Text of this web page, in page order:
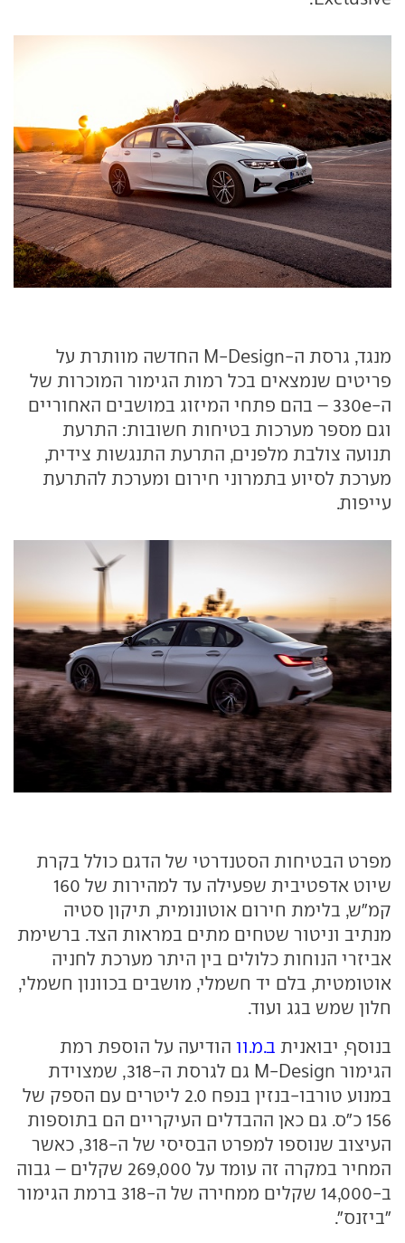
מנגד, גרסת ה-M-Design החדשה מוותרת על
פריטים שנמצאים בכל רמות הגימור המוכרות של
ה-330e – בהם פתחי המיזוג במושבים האחוריים
וגם מספר מערכות בטיחות חשובות: התרעת
תנועה צולבת מלפנים, התרעת התנגשות צידית,
מערכת לסיוע בתמרוני חירום ומערכת להתרעת
עייפות.
מפרט הבטיחות הסטנדרטי של הדגם כולל בקרת
שיוט אדפטיבית שפעילה עד למהירות של 160
קמ"ש, בלימת חירום אוטונומית, תיקון סטיה
מנתיב וניטור שטחים מתים במראות הצד. ברשימת
אביזרי הנוחות כלולים בין היתר מערכת לחניה
אוטומטית, בלם יד חשמלי, מושבים בכוונון חשמלי,
חלון שמש בגג ועוד.
בנוסף, יבואנית ב.מ.וו הודיעה על הוספת רמת
הגימור M-Design גם לגרסת ה-318, שמצוידת
במנוע טורבו-בנזין בנפח 2.0 ליטרים עם הספק של
156 כ"ס. גם כאן ההבדלים העיקריים הם בתוספות
העיצוב שנוספו למפרט הבסיסי של ה-318, כאשר
המחיר במקרה זה עומד על 269,000 שקלים – גבוה
ב-14,000 שקלים ממחירה של ה-318 ברמת הגימור
"ביזנס".